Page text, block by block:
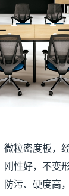
微粒密度板，
刚性好，不变
污、硬度高